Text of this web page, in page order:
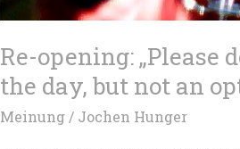
Re-opening: „Please
the day, but not an
Meinung/ Jochen Hunger